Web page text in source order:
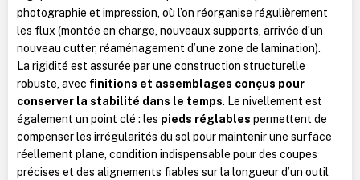
photographie et impression, où l’on réorganise régulièrement
les flux (montée en charge, nouveaux supports, arrivée d’un
nouveau cutter, réaménagement d’une zone de lamination).
La rigidité est assurée par une construction structurelle
robuste, avec finitions et assemblages conçus pour
conserver la stabilité dans le temps. Le nivellement est
également un point clé : les pieds réglables permettent de
compenser les irrégularités du sol pour maintenir une surface
réellement plane, condition indispensable pour des coupes
précises et des alignements fiables sur la longueur d’un outil